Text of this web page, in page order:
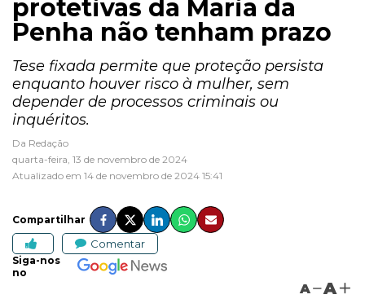
protetivas da Maria da
Penha não tenham prazo
Tese fixada permite que proteção persista
enquanto houver risco à mulher, sem
depender de processos criminais ou
inquéritos.
Da Redação
quarta-feira, 13 de novembro de 2024
Atualizado em 14 de novembro de 2024 15:41
Compartilhar
Comentar
Siga-nos
no
A A